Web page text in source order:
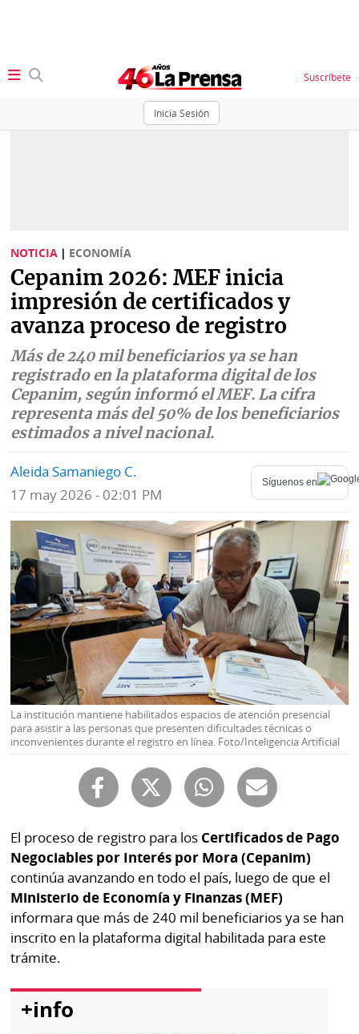
Inicia Sesión
Suscríbete
Sociedad
Judiciales
Política
Economía
Mundo
Deportes
Ponle
la
Firma
Status
K
Vivir+
Opinión
Blogs
Fotografías
Videos
Fe
de
erratas
Historias
SERVICIOS
Paper
Buscador
Comunicados
Catálogos
Lotería
Kiosko
digital
Luctuosas
Contenido
de
marcas
RSS
Temas
Notas
lector
Buenas
prácticas
OTROS
NOTICIA | ECONOMÍA
Cepanim 2026: MEF inicia
impresión de certificados y
avanza proceso de registro
Más de 240 mil beneficiarios ya se han
registrado en la plataforma digital de los
Cepanim, según informó el MEF. La cifra
representa más del 50% de los beneficiarios
estimados a nivel nacional.
Aleida Samaniego C.
17 may 2026 - 02:01 PM
Síguenos en
La institución mantiene habilitados espacios de atención presencial
para asistir a las personas que presenten dificultades técnicas o
inconvenientes durante el registro en línea. Foto/Inteligencia Artificial
El proceso de registro para los Certificados de Pago
Negociables por Interés por Mora (Cepanim)
continúa avanzando en todo el país, luego de que el
Ministerio de Economía y Finanzas (MEF)
informara que más de 240 mil beneficiarios ya se han
inscrito en la plataforma digital habilitada para este
trámite.
+info